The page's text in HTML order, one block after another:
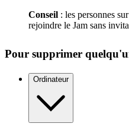
Conseil : les personnes
rejoindre le Jam sans
Pour supprimer
Ordinateur